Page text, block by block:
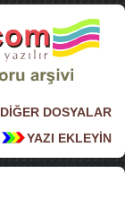
DİĞER DOSYALAR
YAZI EKLEYİN